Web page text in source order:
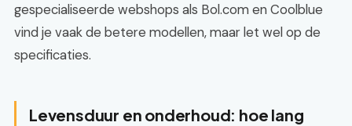
gespecialiseerde webshops als Bol.com en Coolblue
vind je vaak de betere modellen, maar let wel op de
specificaties.
Levensduur en onderhoud: hoe lang